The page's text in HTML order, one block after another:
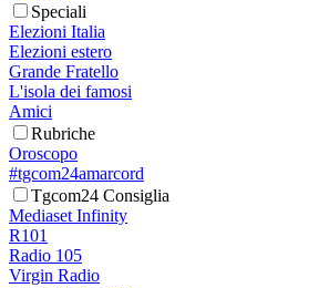
Speciali
Elezioni Italia
Elezioni estero
Grande Fratello
L'isola dei famosi
Amici
Rubriche
Oroscopo
#tgcom24amarcord
Tgcom24 Consiglia
Mediaset Infinity
R101
Radio 105
Virgin Radio